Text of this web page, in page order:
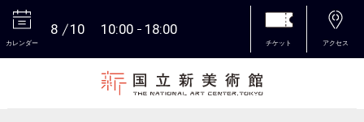
カレンダー
8 10 10:00 18:00
チケット アクセス